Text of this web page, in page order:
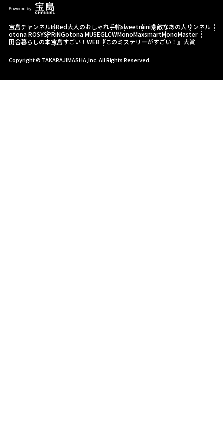
宝島チャンネルInRed大人のおしゃれ手帖sweetmini素敵なあの人 リンネル
otona ROSYSPRiNGotona MUSEGLOWMonoMaxsmartMonoMaster
田舎暮らしの本宝島すごい！WEB 『このミステリーがすごい！』大賞
Copyright © TAKARAJIMASHA,Inc. All Rights Reserved.